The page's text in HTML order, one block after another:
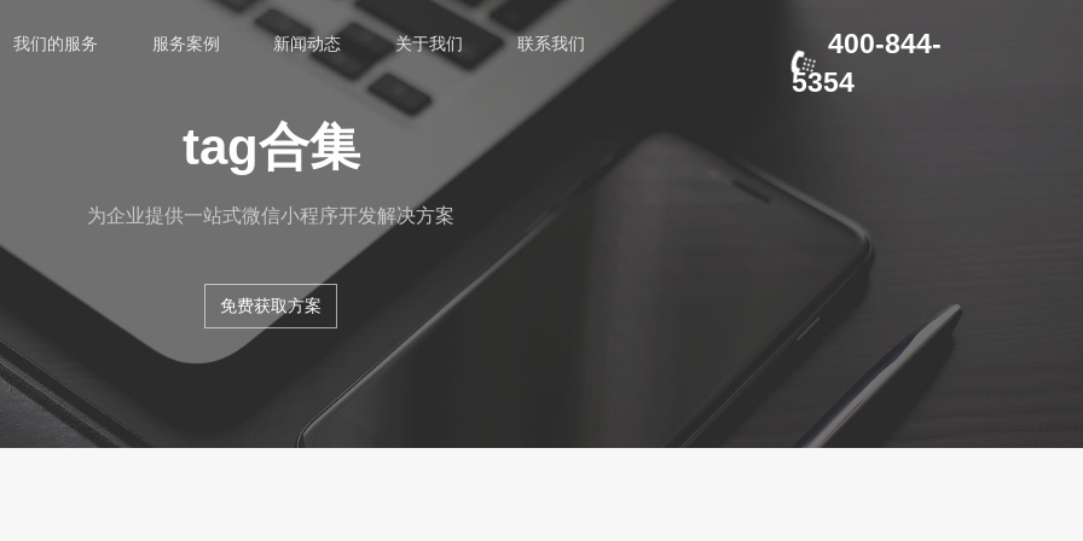
400-844-
5354
我们的服务 服务案例 新闻动态 关于我们 联系我们
tag合集
为企业提供一站式微信小程序开发解决方案
免费获取方案